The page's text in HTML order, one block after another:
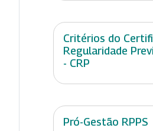
Critérios do
Regularidade
- CRP
Pró-Gestão RPPS